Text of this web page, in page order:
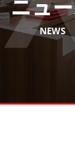
NEWS